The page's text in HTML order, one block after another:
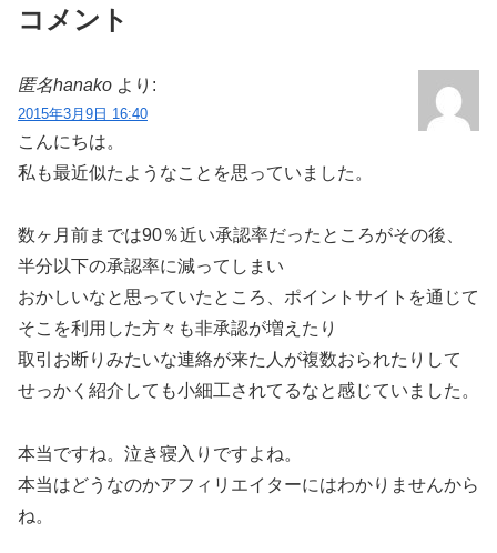
コメント
匿名hanako より:
2015年3月9日 16:40
こんにちは。
私も最近似たようなことを思っていました。
数ヶ月前までは90％近い承認率だったところがその後、
半分以下の承認率に減ってしまい
おかしいなと思っていたところ、ポイントサイトを通じて
そこを利用した方々も非承認が増えたり
取引お断りみたいな連絡が来た人が複数おられたりして
せっかく紹介しても小細工されてるなと感じていました。
本当ですね。泣き寝入りですよね。
本当はどうなのかアフィリエイターにはわかりませんから
ね。